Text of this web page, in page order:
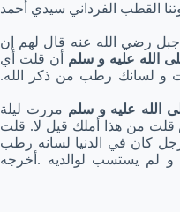
القطب الفرداني سيدي أحمد
رضي الله عنه قال لهم إن
الله عليه و سلم
أن قلت أي
و لسانك رطب من ذكر الله.
الله عليه و سلم مررت ليلة
من هذا أملك قيل لا. قلت
كان في الدنيا لسانه رطب
و لم يستسب لوالديه .أخرجه